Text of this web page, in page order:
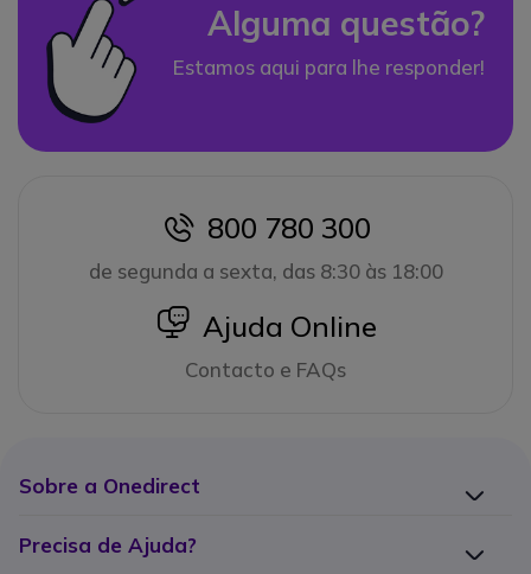
Alguma questão?
Estamos aqui para lhe responder!
icon
800 780 300
de segunda a sexta, das 8:30 às 18:00
icon
Ajuda Online
Contacto e FAQs
Sobre a Onedirect
Precisa de Ajuda?